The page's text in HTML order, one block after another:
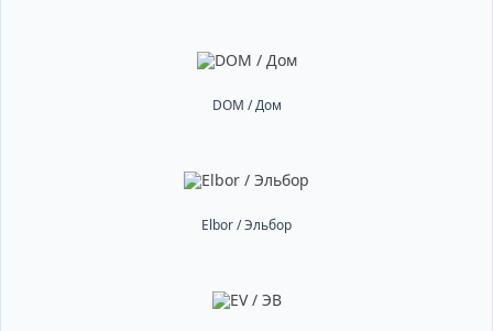
DOM / Дом
Elbor / Эльбор